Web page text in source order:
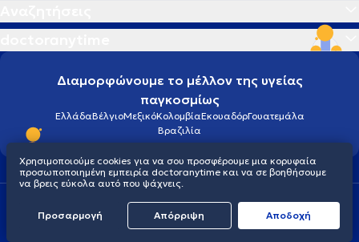
Διαμορφώνουμε το μέλλον της υγείας
παγκοσμίως
ΕλλάδαΒέλγιοΜεξικόΚολομβίαΕκουαδόρΓουατεμάλα
Βραζιλία
Πολιτική προστασίας προσωπικού απορρήτου
© 2026 doctoranytime
Χρησιμοποιούμε cookies για να σου προσφέρουμε μια κορυφαία
προσωποποιημένη εμπειρία doctoranytime και να σε βοηθήσουμε
να βρεις εύκολα αυτό που ψάχνεις.
Προσαρμογή Απόρριψη Aποδοχή